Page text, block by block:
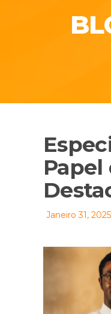
Papel
Janeiro 31, 2025